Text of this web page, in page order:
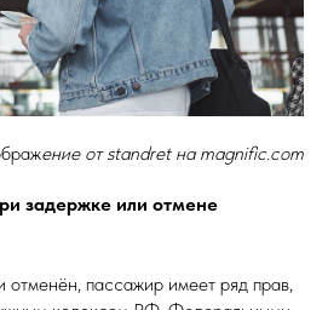
ение отstandretна magnific.com
задержке или отмене
отменён, пассажир имеет ряд прав,